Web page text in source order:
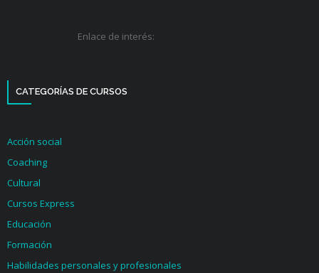
Enlace de interés:
CATEGORÍAS DE CURSOS
Acción social
Coaching
Cultural
Cursos Express
Educación
Formación
Habilidades personales y profesionales